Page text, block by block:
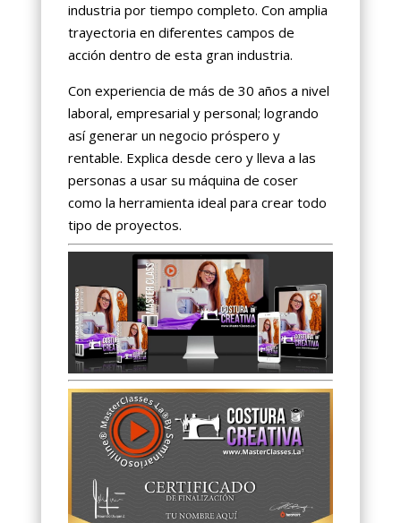
industria por tiempo completo. Con amplia
trayectoria en diferentes campos de
acción dentro de esta gran industria.
Con experiencia de más de 30 años a nivel
laboral, empresarial y personal; logrando
así generar un negocio próspero y
rentable. Explica desde cero y lleva a las
personas a usar su máquina de coser
como la herramienta ideal para crear todo
tipo de proyectos.